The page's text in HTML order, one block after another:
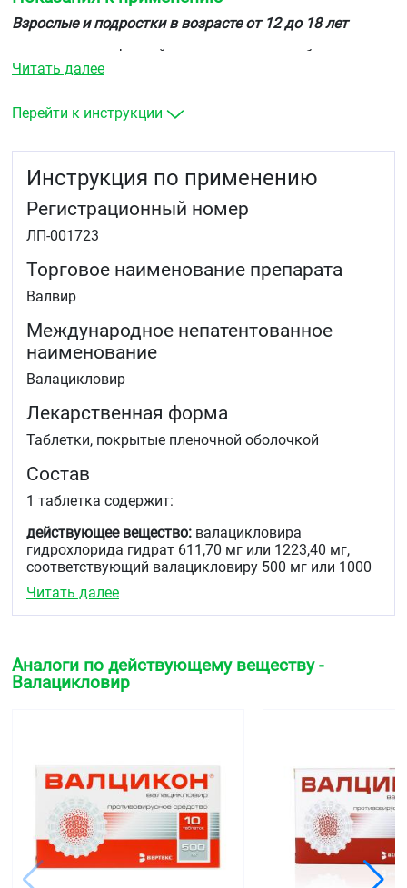
Взрослые и подростки в возрасте от 12 до 18 лет
лечение инфекций кожи и слизистых оболочек,
вызванных ВПГ, включая впервые выявленный и
genitalis), а также лабиальный герпес (Herpes
включая генитальный герпес, в том числе у
взрослых с иммунодефицитом
профилактика инфекций, вызванных
цитомегаловирусом (ЦМВ), и заболеваний после
трансплантации паренхиматозных органов.
Взрослые
лечение опоясывающего герпеса (Herpes zoster) и
офтальмического опоясывающего герпеса.
Читать далее
Перейти к инструкции
Инструкция по применению
Регистрационный номер
ЛП-001723
Торговое наименование препарата
Валвир
Международное непатентованное
наименование
Валацикловир
Лекарственная форма
Таблетки, покрытые пленочной оболочкой
Состав
1 таблетка содержит:
действующеевещество: валацикловира
гидрохлорида гидрат 611,70 мг или 1223,40 мг,
соответствующий валацикловиру 500 мг или 1000
мг
вспомогательные вещества:целлюлоза
пленочное покрытие
Описание
Таблетки 500 мг: овальные двояковыпуклые
таблетки белого или почти белого цвета с
маркировкой VC2 с одной стороны.
Таблетки 1000
Читать далее
Аналоги по действующему веществу -
Валацикловир